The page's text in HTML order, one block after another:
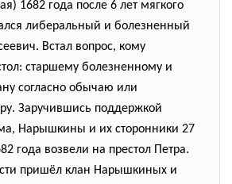
1682 года после 6 лет мягкого
либеральный и болезненный
Встал вопрос, кому
старшему болезненному и
согласно обычаю или
Заручившись поддержкой
Нарышкины и их сторонники 27
года возвели на престол Петра.
пришёл клан Нарышкиных и